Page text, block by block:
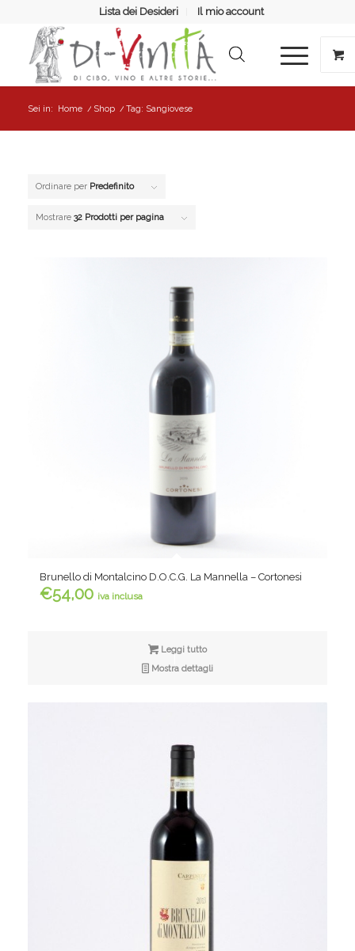
Lista dei Desideri Il mio account
Sei in: Home / Shop / Tag: Sangiovese
Ordinare per Predefinito
Mostrare 32 Prodotti per pagina
Brunello di Montalcino D.O.C.G. La Mannella – Cortonesi
€54,00 iva inclusa
Leggi tutto
Mostra dettagli